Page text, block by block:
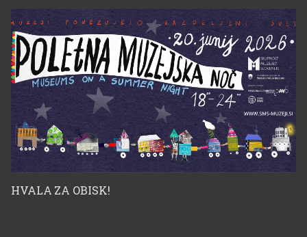
HVALA ZA OBISK!